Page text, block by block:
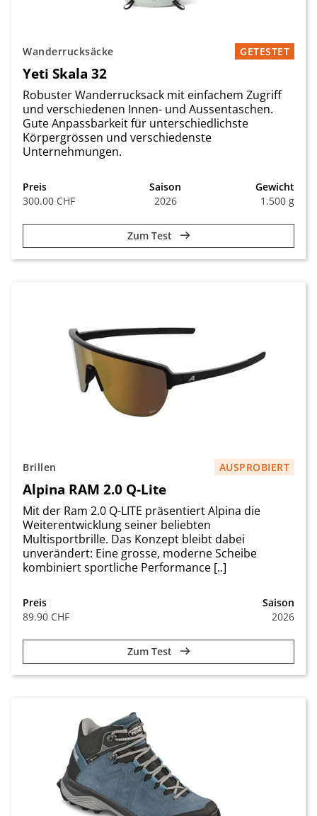
Wanderrucksäcke GETESTET
Yeti Skala 32
Robuster Wanderrucksack mit einfachem Zugriff
und verschiedenen Innen- und Aussentaschen.
Gute Anpassbarkeit für unterschiedlichste
Körpergrössen und verschiedenste
Unternehmungen.
Preis
300.00 CHF
Saison
2026
Gewicht
1.500 g
Zum Test
Brillen AUSPROBIERT
Alpina RAM 2.0 Q-Lite
Mit der Ram 2.0 Q-LITE präsentiert Alpina die
Weiterentwicklung seiner beliebten
Multisportbrille. Das Konzept bleibt dabei
unverändert: Eine grosse, moderne Scheibe
kombiniert sportliche Performance [..]
Preis
89.90 CHF
Saison
2026
Zum Test